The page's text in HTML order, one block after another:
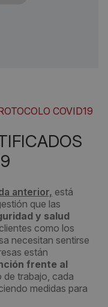
COVID19
anterior, está
que las
y salud
como los
necesitan sentirse
están
frente al
de trabajo, cada
medidas para